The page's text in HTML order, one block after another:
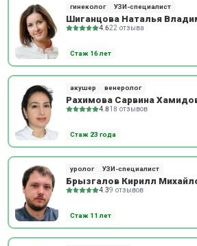
гинеколог УЗИ-специалист
Шиганцова Наталья
4.622 отзыва
Стаж 16 лет
акушер венеролог
Рахимова Сарвина
4.818 отзывов
Стаж 23 года
уролог УЗИ-специалист
Брызгалов Кирилл
4.39 отзывов
Стаж 11 лет